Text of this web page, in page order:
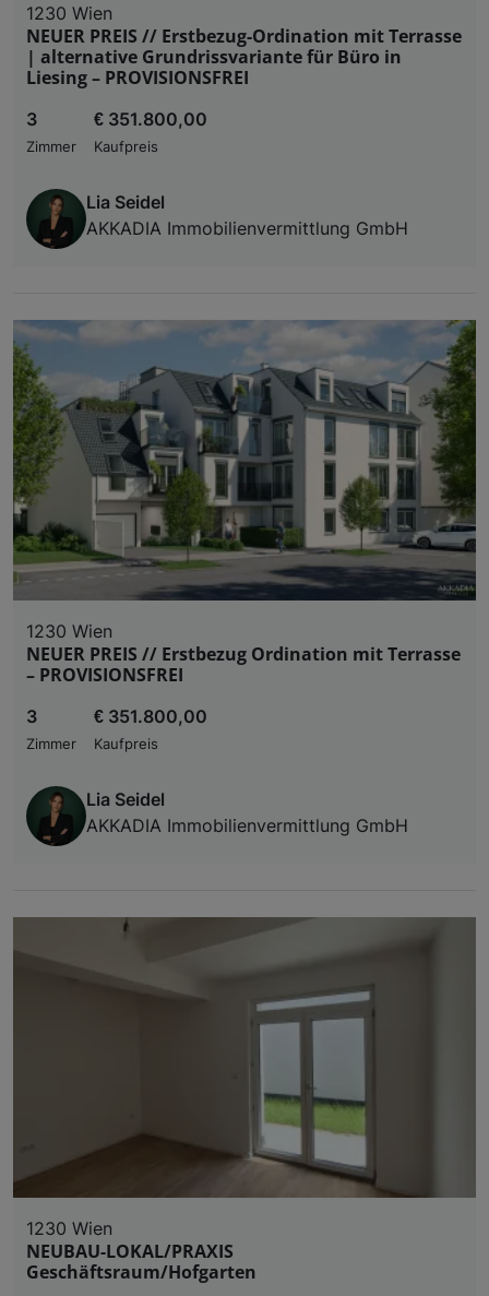
1230 Wien
NEUER PREIS // Erstbezug-Ordination mit Terrasse
| alternative Grundrissvariante für Büro in
Liesing – PROVISIONSFREI
3
Zimmer
€ 351.800,00
Kaufpreis
Lia Seidel
AKKADIA Immobilienvermittlung GmbH
1230 Wien
NEUER PREIS // Erstbezug Ordination mit Terrasse
– PROVISIONSFREI
3
Zimmer
€ 351.800,00
Kaufpreis
Lia Seidel
AKKADIA Immobilienvermittlung GmbH
1230 Wien
NEUBAU-LOKAL/PRAXIS
Geschäftsraum/Hofgarten